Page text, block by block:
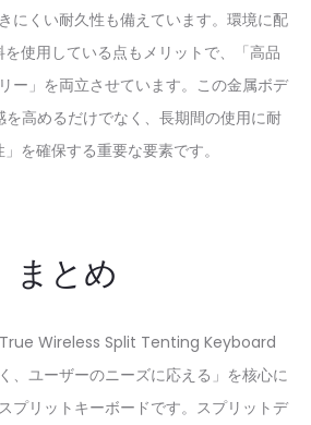
にくい耐久性も備えています。環境に配
使用している点もメリットで、「高品
ー」を両立させています。この金属ボデ
高めるだけでなく、長期間の使用に耐
を確保する重要な要素です。
まとめ
Wireless Split Tenting Keyboard
、ユーザーのニーズに応える」を核心に
プリットキーボードです。スプリットデ